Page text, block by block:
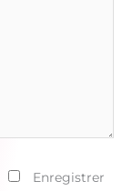
Enregistrer